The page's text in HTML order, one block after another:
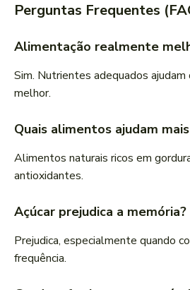
Perguntas Frequentes
Alimentação realmente
Sim. Nutrientes adequados ajudam
melhor.
Quais alimentos ajudam
Alimentos naturais ricos em
antioxidantes.
Açúcar prejudica a memória?
Prejudica, especialmente quando
frequência.